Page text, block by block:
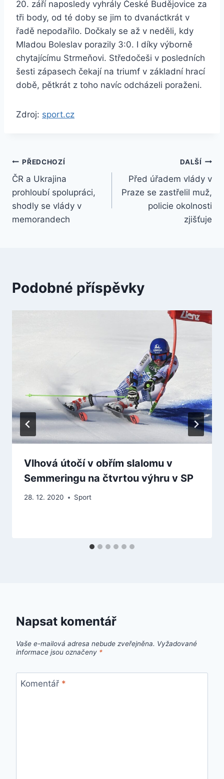
20. září naposledy vyhrály České Budějovice za
tři body, od té doby se jim to dvanáctkrát v
řadě nepodařilo. Dočkaly se až v neděli, kdy
Mladou Boleslav porazily 3:0. I díky výborně
chytajícímu Strmeňovi. Středočeši v posledních
šesti zápasech čekají na triumf v základní hrací
době, pětkrát z toho navíc odcházeli poraženi.
Zdroj: sport.cz
Navigace
pro
příspěvek
PŘEDCHOZÍ
ČR a Ukrajina
prohloubí spolupráci,
shodly se vlády v
memorandech
DALŠÍ
Před úřadem vlády v
Praze se zastřelil muž,
policie okolnosti
zjišťuje
Podobné příspěvky
Vlhová útočí v obřím slalomu v
Semmeringu na čtvrtou výhru v SP
28. 12. 2020 Sport
Napsat komentář
Vaše e-mailová adresa nebude zveřejněna. Vyžadované
informace jsou označeny *
Komentář *